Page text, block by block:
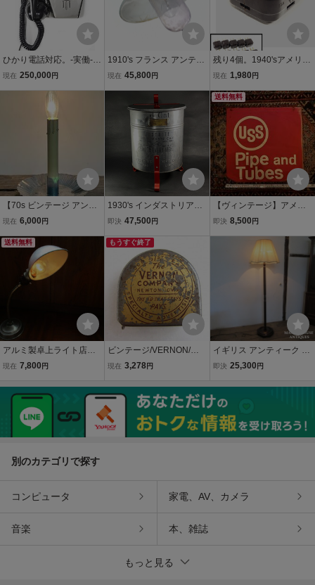
ひかり電話対応。-実働- U
SA アンティーク 2way 電
リア Gras o.c.white デス
現在 250,000 円
1910's フランス アンティ
ーク 外灯/ブラケット/照
ー/シャビーシック/ランプ/
店舗什器/ビンテージ/Gra
s/ドアノブ
現在 45,800 円
残り4個。1940'sアメリカ
【EAGLE】3口タップ/コ
ーク/ビンテージ/店舗什器/
ランプ/照明/gras/o.c.whit
e/延長コード
現在 1,980 円
【70s ビンテージ アンテ
ィーク ブリキ燭台型 キャ
ンプ アメリカ USA】イン
テリア 店舗什器 雑貨 卓上
現在 6,000 円
1930's インダストリアル
ゴミ箱 工業系 ハーレー ト
テージ アンティーク gras
o.c.white ガレージ チョッ
パー
即決 47,500 円
送料無料
【ヴィンテージ】アメリ
カ トラック フラッグ 旗
ストリアル ガレージ アン
ティーク 店舗什器 アドバ
タイジングUSA
即決 8,500 円
送料無料
アルミ製卓上ライト店舗
什器照明器具インダスト
照明インテリアレトロビ
ンテージアンティーク
現在 7,800 円
もうすぐ終了
ビンテージ/VERNON/イ
ンチ式メジャー/アメリカ
ィーク/レトロ/D121
現在 3,278円
イギリス アンティーク 家
具 フロアスタンド フロア
マホガニー 英国 OTHERF
UNITURE 6151e
即決 25,300 円
別のカテゴリで探す
コンピュータ 家電、AV、カメラ
音楽 本、雑誌
もっと見る